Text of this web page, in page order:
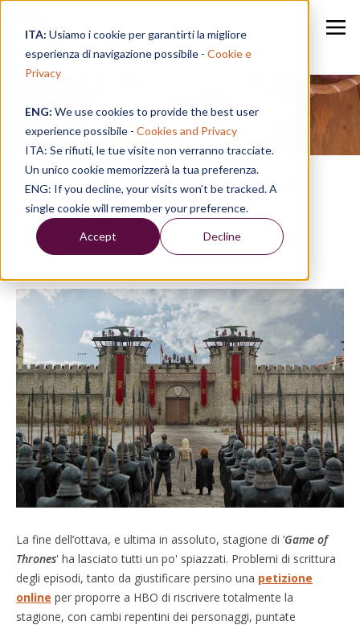
ITA: Usiamo i cookie per garantirti la migliore
esperienza di navigazione possibile - Cookie e
Privacy
ENG: We use cookies to provide the best user
experience possibile - Cookies and Privacy
ITA: Se rifiuti, le tue visite non verranno tracciate.
Un unico cookie memorizzerà la tua preferenza.
ENG: If you decline, your visits won’t be tracked. A
single cookie will remember your preference.
Accept Decline
Speak in a Week
Cosa guardare in tv dopo la
fine di Game of Thrones
Alessia Ragnoon 21/05/19, 14:25
La fine dell’ottava, e ultima in assoluto, stagione di ‘Game of
Thrones' ha lasciato tutti un po' spiazzati. Problemi di scrittura
degli episodi, tanto da giustificare persino una petizione
online per proporre a HBO di riscrivere totalmente la
stagione, con cambi repentini dei personaggi, puntate